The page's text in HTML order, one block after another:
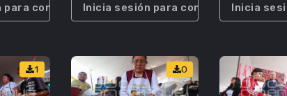
comprar Inicia sesión para comprar Inicia
1 0